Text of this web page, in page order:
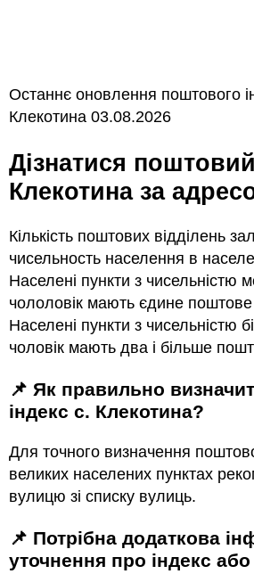
Останнє оновлення поштового
Клекотина 03.08.2026
Дізнатися поштовий індекс с.
Клекотина за
Кількість поштових відділень
чисельность населення в
Населені пункти з чисельністю
чололовік мають єдине поштове
Населені пункти з чисельністю
чоловік мають два і більше
📌 Як правильно визначити поштовий
індекс с. Клекотина?
Для точного визначення
великих населених пунктах
вулицю зі списку вулиць.
📌 Потрібна додаткова інформація або
уточнення про індекс